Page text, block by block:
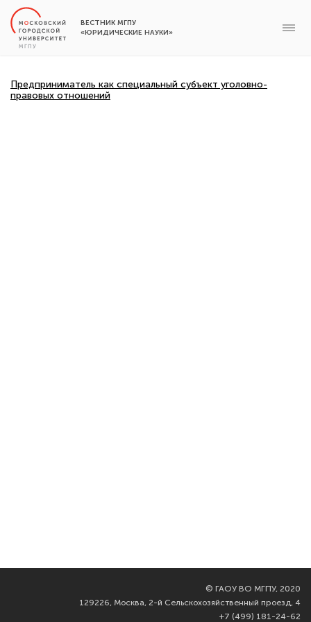
ВЕСТНИК МГПУ
«ЮРИДИЧЕСКИЕ НАУКИ»
Предприниматель как специальный субъект уголовно-
правовых отношений
© ГАОУ ВО МГПУ, 2020
129226, Москва, 2-й Сельскохозяйственный проезд, 4
+7 (499) 181-24-62